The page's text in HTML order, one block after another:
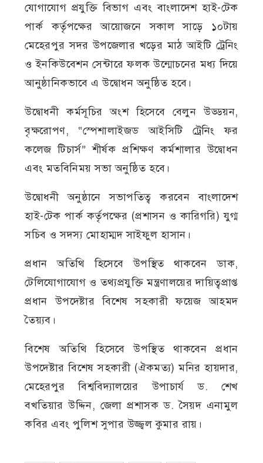
যোগাযোগ প্রযুক্তি বিভাগ এবং বাংলাদেশ হাই-টেক
পার্ক কর্তৃপক্ষের আয়োজনে সকাল সাড়ে ১০টায়
মেহেরপুর সদর উপজেলার খড়ের মাঠ আইটি ট্রেনিং
ও ইনকিউবেশন সেন্টারে ফলক উন্মোচনের মধ্য দিয়ে
আনুষ্ঠানিকভাবে এ উদ্বোধন অনুষ্ঠিত হবে।
উদ্বোধনী কর্মসূচির অংশ হিসেবে বেলুন উড্ডয়ন,
বৃক্ষরোপণ, “স্পেশালাইজড আইসিটি ট্রেনিং ফর
কলেজ টিচার্স” শীর্ষক প্রশিক্ষণ কর্মশালার উদ্বোধন
এবং মতবিনিময় সভা অনুষ্ঠিত হবে।
উদ্বোধনী অনুষ্ঠানে সভাপতিত্ব করবেন বাংলাদেশ
হাই-টেক পার্ক কর্তৃপক্ষের (প্রশাসন ও কারিগরি) যুগ্ম
সচিব ও সদস্য মোহাম্মদ সাইফুল হাসান।
প্রধান অতিথি হিসেবে উপস্থিত থাকবেন ডাক,
টেলিযোগাযোগ ও তথ্যপ্রযুক্তি মন্ত্রণালয়ের দায়িত্বপ্রাপ্ত
প্রধান উপদেষ্টার বিশেষ সহকারী ফয়েজ আহমদ
তৈয়্যব।
বিশেষ অতিথি হিসেবে উপস্থিত থাকবেন প্রধান
উপদেষ্টার বিশেষ সহকারী (ঐকমত্য) মনির হায়দার,
মেহেরপুর বিশ্ববিদ্যালয়ের উপাচার্য ড. শেখ
বখতিয়ার উদ্দিন, জেলা প্রশাসক ড. সৈয়দ এনামুল
কবির এবং পুলিশ সুপার উজ্জ্বল কুমার রায়।